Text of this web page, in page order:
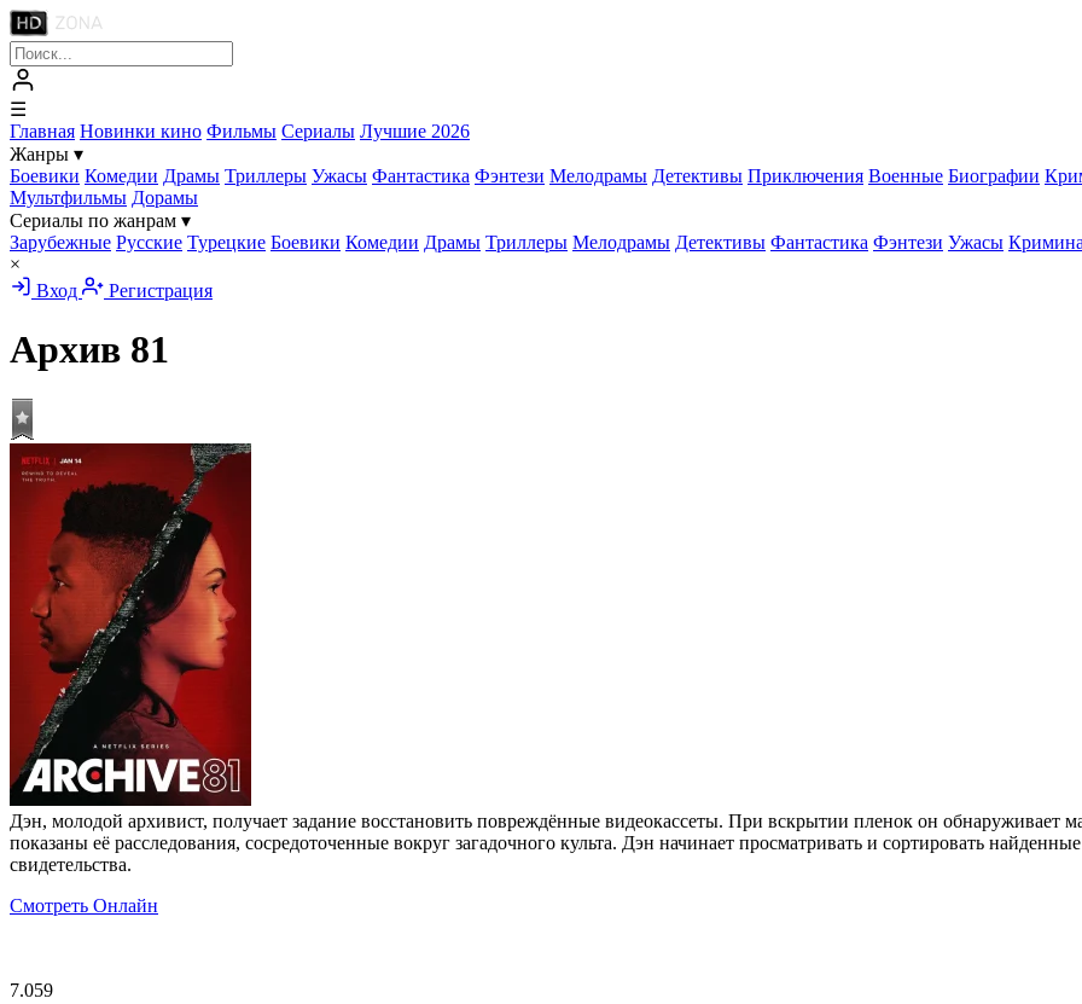
☰
Главная Новинки кино Фильмы Сериалы Лучшие 2026
Жанры ▾
Боевики Комедии Драмы Триллеры Ужасы Фантастика Фэнтези Мелодрамы Детективы Приключения Военные Биографии
Мультфильмы Дорамы
Сериалы по жанрам ▾
Зарубежные Русские Турецкие Боевики Комедии Драмы Триллеры Мелодрамы Детективы Фантастика Фэнтези Ужасы
×
Вход
Регистрация
Архив 81
Дэн, молодой архивист, получает задание восстановить повреждённые видеокассеты. При вскрытии пленок он обнаруживает
показаны её расследования, сосредоточенные вокруг загадочного культа. Дэн начинает просматривать и сортировать
свидетельства.
Смотреть Онлайн
7.059